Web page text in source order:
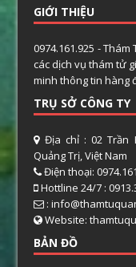
GIỚI THIỆU
0974.161.925 -
các dịch vụ thám tử
minh thông tin hàng
TRỤ SỞ CÔNG TY
Địa chỉ : 02 Trần
Quảng Trị, Việt Nam
Điện thoại:
Hottline 24/7 :
:
Website:
BẢN ĐỒ